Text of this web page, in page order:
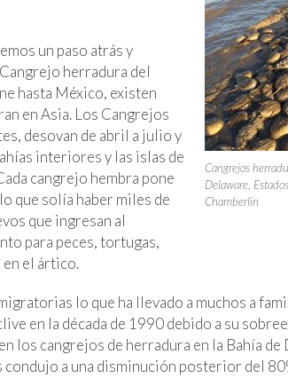
Cangrejos
Delaware,
Chamberlin
un paso atrás y
herradura del
hasta México, existen
en Asia. Los Cangrejos
desovan de abril a julio y
interiores y las islas de
cangrejo hembra pone
que solía haber miles de
que ingresan al
para peces, tortugas,
en el ártico.
lo que ha llevado a muchos a
en la década de 1990 debido a su
los cangrejos de herradura en la Bahía
a una disminución posterior del